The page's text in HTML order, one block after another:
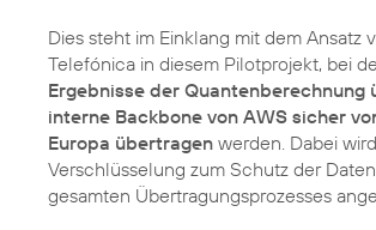
Dies steht im Einklang mit dem Ansatz
Telefónica in diesem Pilotprojekt, bei
Ergebnisse der Quantenberechnung
interne Backbone von AWS sicher
Europa übertragen werden. Dabei
Verschlüsselung zum Schutz der
gesamten Übertragungsprozesses